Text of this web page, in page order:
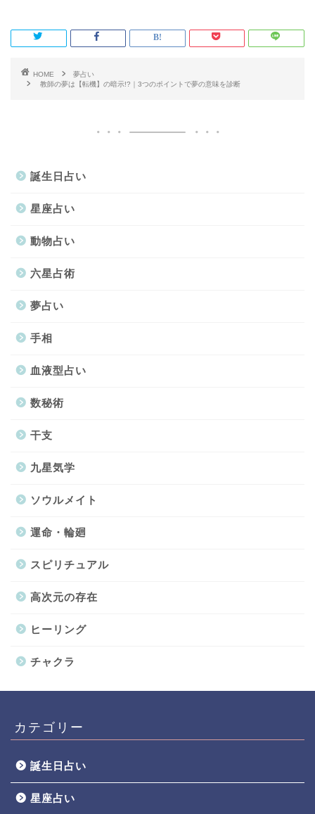
HOME
夢占い
教師の夢は【転機】の暗示!?｜3つのポイントで夢の意味を診断
誕生日占い
星座占い
動物占い
六星占術
夢占い
手相
血液型占い
数秘術
干支
九星気学
ソウルメイト
運命・輪廻
スピリチュアル
高次元の存在
ヒーリング
チャクラ
カテゴリー
誕生日占い
星座占い